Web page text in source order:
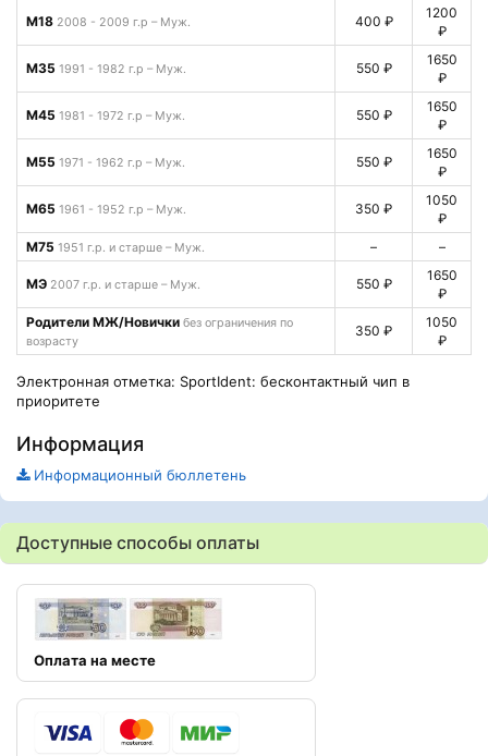
М18 2008 - 2009 г.р – Муж. 400 ₽
1200
₽
М35 1991 - 1982 г.р – Муж. 550 ₽
1650
₽
М45 1981 - 1972 г.р – Муж. 550 ₽
1650
₽
М55 1971 - 1962 г.р – Муж. 550 ₽
1650
₽
М65 1961 - 1952 г.р – Муж. 350 ₽
1050
₽
М75 1951 г.р. и старше – Муж. – –
МЭ 2007 г.р. и старше – Муж. 550 ₽
1650
₽
Родители МЖ/Новички без ограничения по
возрасту
350 ₽
1050
₽
Электронная отметка: SportIdent: бесконтактный чип в
приоритете
Информация
Информационный бюллетень
Доступные способы оплаты
Оплата на месте